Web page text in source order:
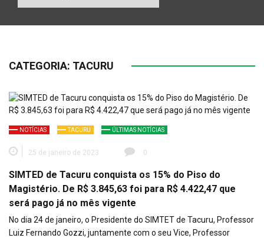
CATEGORIA: TACURU
NOTÍCIAS TACURU ÚLTIMAS NOTÍCIAS
25 de janeiro de 2023 0
SIMTED de Tacuru conquista os 15% do Piso do
Magistério. De R$ 3.845,63 foi para R$ 4.422,47 que
será pago já no mês vigente
No dia 24 de janeiro, o Presidente do SIMTET de Tacuru, Professor
Luiz Fernando Gozzi, juntamente com o seu Vice, Professor